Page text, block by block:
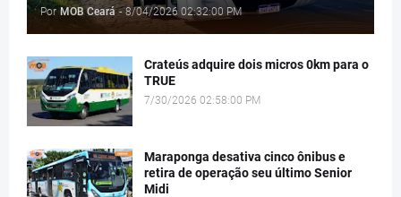
Por MOB Ceará - 8/04/2026 02:32:00 PM
Crateús adquire dois micros 0km para o
TRUE
7/30/2026 02:58:00 PM
Maraponga desativa cinco ônibus e
retira de operação seu último Senior
Midi